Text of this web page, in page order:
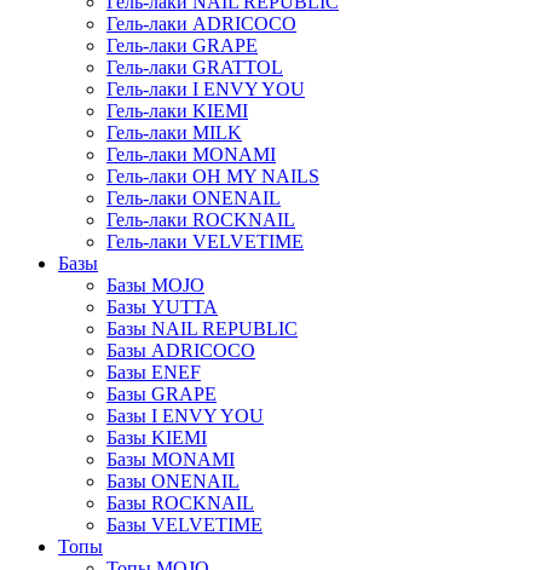
Гель-лаки ADRICOCO
Гель-лаки GRAPE
Гель-лаки GRATTOL
Гель-лаки I ENVY YOU
Гель-лаки KIEMI
Гель-лаки MILK
Гель-лаки MONAMI
Гель-лаки OH MY NAILS
Гель-лаки ONENAIL
Гель-лаки ROCKNAIL
Гель-лаки VELVETIME
Базы
Базы MOJO
Базы YUTTA
Базы NAIL REPUBLIC
Базы ADRICOCO
Базы ENEF
Базы GRAPE
Базы I ENVY YOU
Базы KIEMI
Базы MONAMI
Базы ONENAIL
Базы ROCKNAIL
Базы VELVETIME
Топы